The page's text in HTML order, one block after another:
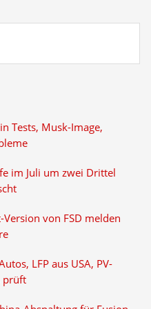
Tests, Musk-Image,
im Juli um zwei Drittel
von FSD melden
LFP aus USA, PV-
prüft